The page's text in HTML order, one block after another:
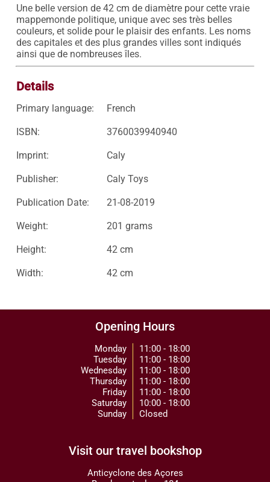
Une belle version de 42 cm de diamètre pour cette vraie
mappemonde politique, unique avec ses très belles
couleurs, et solide pour le plaisir des enfants. Les noms
des capitales et des plus grandes villes sont indiqués
ainsi que de nombreuses îles.
Details
Primary language: French
ISBN: 3760039940940
Imprint: Caly
Publisher: Caly Toys
Publication Date: 21-08-2019
Weight: 201 grams
Height: 42 cm
Width: 42 cm
Opening Hours
Monday
Tuesday
Wednesday
Thursday
Friday
Saturday
Sunday
11:00 - 18:00
11:00 - 18:00
11:00 - 18:00
11:00 - 18:00
11:00 - 18:00
10:00 - 18:00
Closed
Visit our travel bookshop
Anticyclone des Açores